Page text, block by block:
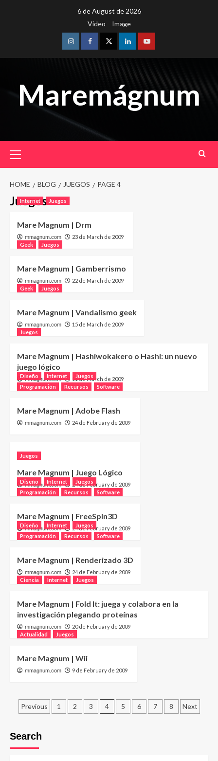
6 de August de 2026
Video
Image
InstagramFacebookTwitterLinkedinYoutube
Maremágnum
Menu
HOME BLOG JUEGOS PAGE 4
Juegos
Internet Juegos
Mare Magnum | Drm
mmagnum.com
23 de March de 2009
Geek
Juegos
Mare Magnum | Gamberrismo
mmagnum.com
22 de March de 2009
Geek
Juegos
Mare Magnum | Vandalismo geek
mmagnum.com
15 de March de 2009
Juegos
Mare Magnum | Hashiwokakero o Hashi: un nuevo
juego lógico
mmagnum.com 11 de March de 2009
Diseño Internet
Juegos
Programación
Recursos Software
Mare Magnum | Adobe Flash
mmagnum.com 24 de February de 2009
Juegos
Mare Magnum | Juego Lógico
mmagnum.com 24 de February de 2009
Diseño Internet
Juegos
Programación
Recursos Software
Mare Magnum | FreeSpin3D
mmagnum.com 24 de February de 2009
Diseño Internet
Juegos
Programación
Recursos Software
Mare Magnum | Renderizado 3D
mmagnum.com
24 de February de 2009
Ciencia
Internet Juegos
Mare Magnum | Fold It: juega y colabora en la
investigación plegando proteínas
mmagnum.com
20 de February de 2009
Actualidad
Juegos
Mare Magnum | Wii
mmagnum.com 9 de February de 2009
Posts
Previous 1 2 3 4 5 6 7 8 Next
Search